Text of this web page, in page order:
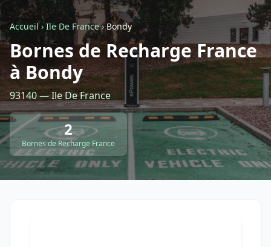
Autre
Retour à la liste des métiers
CGU-Confidentialité- Service proposé parViteUnDevis.com-Vous
Accueil› Ile De France›Bondy
Bornes de Recharge France
à Bondy
93140 — Ile De France
2
Bornes de Recharge France